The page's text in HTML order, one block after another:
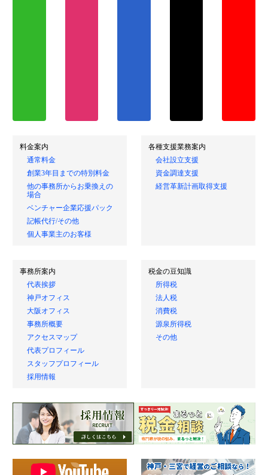
料金案内
通常料金
創業3年目までの特別料金
他の事務所からお乗換えの
場合
ベンチャー企業応援パック
記帳代行/その他
各種支援業務案内
会社設立支援
資金調達支援
事務所案内
代表挨拶
神戸オフィス
大阪オフィス
事務所概要
アクセスマップ
代表プロフィール
スタッフプロフィール
税金の豆知識
所得税
法人税
消費税
源泉所得税